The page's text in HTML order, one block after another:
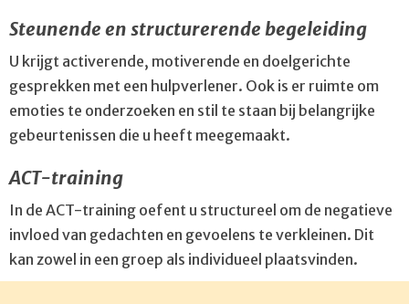
Steunende en structurerende begeleiding
U krijgt activerende, motiverende en doelgerichte
gesprekken met een hulpverlener. Ook is er ruimte om
emoties te onderzoeken en stil te staan bij belangrijke
gebeurtenissen die u heeft meegemaakt.
ACT-training
In de ACT-training oefent u structureel om de negatieve
invloed van gedachten en gevoelens te verkleinen. Dit
kan zowel in een groep als individueel plaatsvinden.